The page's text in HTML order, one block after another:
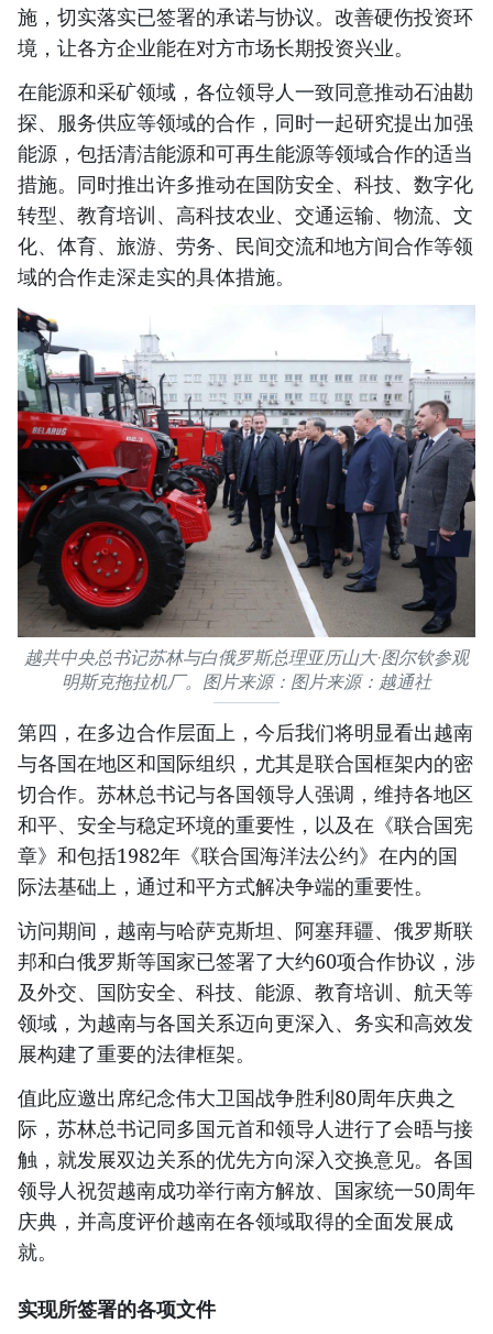
施，切实落实已签署的承诺与协议。改善硬伤投资环
境，让各方企业能在对方市场长期投资兴业。
在能源和采矿领域，各位领导人一致同意推动石油勘
探、服务供应等领域的合作，同时一起研究提出加强
能源，包括清洁能源和可再生能源等领域合作的适当
措施。同时推出许多推动在国防安全、科技、数字化
转型、教育培训、高科技农业、交通运输、物流、文
化、体育、旅游、劳务、民间交流和地方间合作等领
域的合作走深走实的具体措施。
越共中央总书记苏林与白俄罗斯总理亚历山大·图尔钦参观
明斯克拖拉机厂。图片来源：图片来源：越通社
第四，在多边合作层面上，今后我们将明显看出越南
与各国在地区和国际组织，尤其是联合国框架内的密
切合作。苏林总书记与各国领导人强调，维持各地区
和平、安全与稳定环境的重要性，以及在《联合国宪
章》和包括1982年《联合国海洋法公约》在内的国
际法基础上，通过和平方式解决争端的重要性。
访问期间，越南与哈萨克斯坦、阿塞拜疆、俄罗斯联
邦和白俄罗斯等国家已签署了大约60项合作协议，涉
及外交、国防安全、科技、能源、教育培训、航天等
领域，为越南与各国关系迈向更深入、务实和高效发
展构建了重要的法律框架。
值此应邀出席纪念伟大卫国战争胜利80周年庆典之
际，苏林总书记同多国元首和领导人进行了会晤与接
触，就发展双边关系的优先方向深入交换意见。各国
领导人祝贺越南成功举行南方解放、国家统一50周年
庆典，并高度评价越南在各领域取得的全面发展成
就。
实现所签署的各项文件